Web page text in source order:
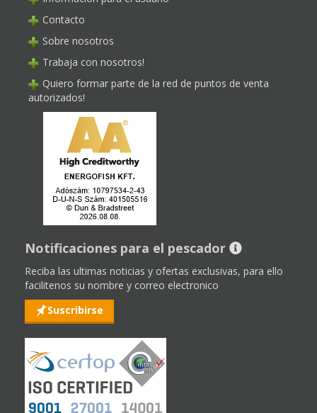
Contacto
Sobre nosotros
Trabaja con nosotros!
Quiero formar parte de la red de puntos de venta
autorizados!
Notificaciones para el pescador
Reciba las ultimas noticias y ofertas exclusivas, para ello
facilitenos su nombre y correo electronico
Suscribirse